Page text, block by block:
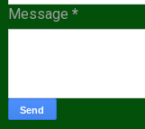
Message *